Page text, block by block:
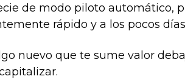
de modo piloto automático,
rápido y a los pocos
nuevo que te sume valor